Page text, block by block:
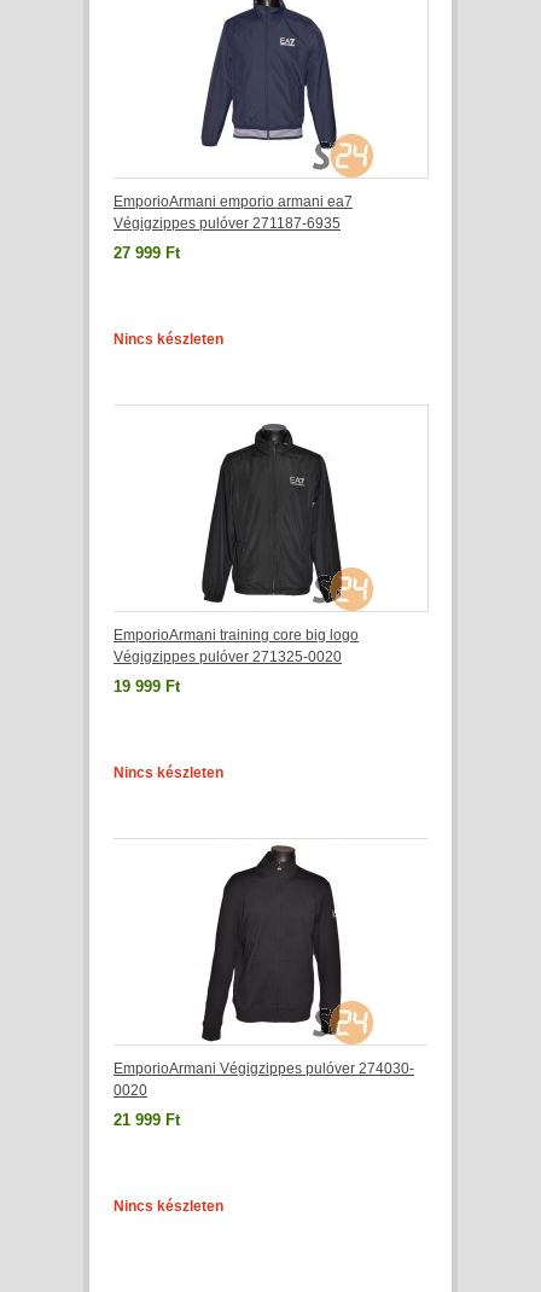
EmporioArmani emporio armani ea7
Végigzippes pulóver 271187-6935
27 999 Ft
Nincs készleten
EmporioArmani training core big logo
Végigzippes pulóver 271325-0020
19 999 Ft
Nincs készleten
EmporioArmani Végigzippes pulóver 274030-
0020
21 999 Ft
Nincs készleten